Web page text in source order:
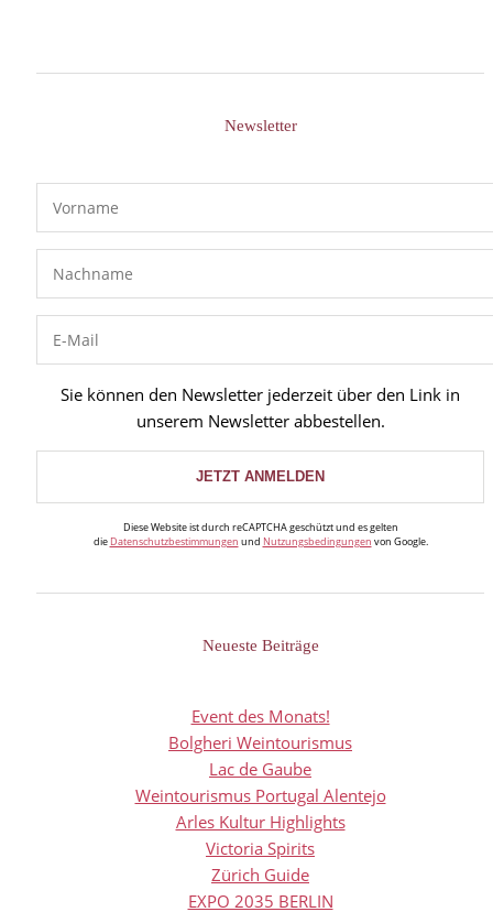
Newsletter
Sie können den Newsletter jederzeit über den Link in
unserem Newsletter abbestellen.
Diese Website ist durch reCAPTCHA geschützt und es gelten
die Datenschutzbestimmungen und Nutzungsbedingungen von Google.
Neueste Beiträge
Event des Monats!
Bolgheri Weintourismus
Lac de Gaube
Weintourismus Portugal Alentejo
Arles Kultur Highlights
Victoria Spirits
Zürich Guide
EXPO 2035 BERLIN